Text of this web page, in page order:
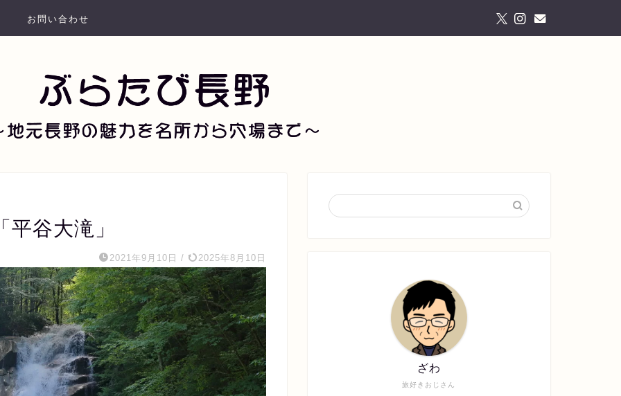
お問い合わせ
谷大滝」
2021年9月10日 / 2025年8月10日
旅好きおじさん
ざわ